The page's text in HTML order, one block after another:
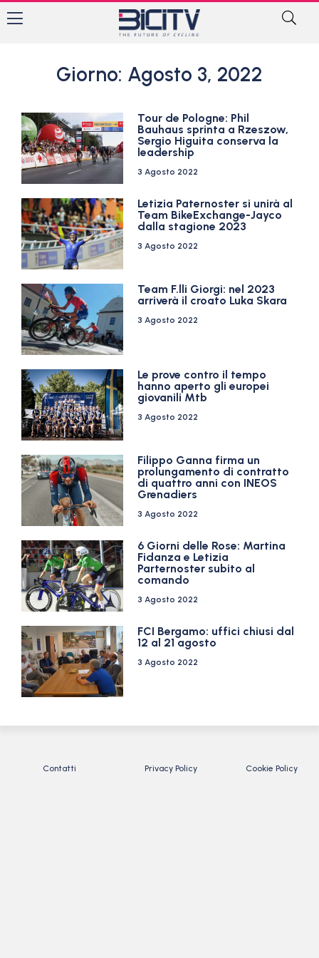
Giorno: Agosto 3, 2022
Tour de Pologne: Phil
Bauhaus sprinta a Rzeszow,
Sergio Higuita conserva la
leadership
3 Agosto 2022
Letizia Paternoster si unirà al
Team BikeExchange-Jayco
dalla stagione 2023
3 Agosto 2022
Team F.lli Giorgi: nel 2023
arriverà il croato Luka Skara
3 Agosto 2022
Le prove contro il tempo
hanno aperto gli europei
giovanili Mtb
3 Agosto 2022
Filippo Ganna firma un
prolungamento di contratto
di quattro anni con INEOS
Grenadiers
3 Agosto 2022
6 Giorni delle Rose: Martina
Fidanza e Letizia
Parternoster subito al
comando
3 Agosto 2022
FCI Bergamo: uffici chiusi dal
12 al 21 agosto
3 Agosto 2022
Contatti Privacy Policy Cookie Policy